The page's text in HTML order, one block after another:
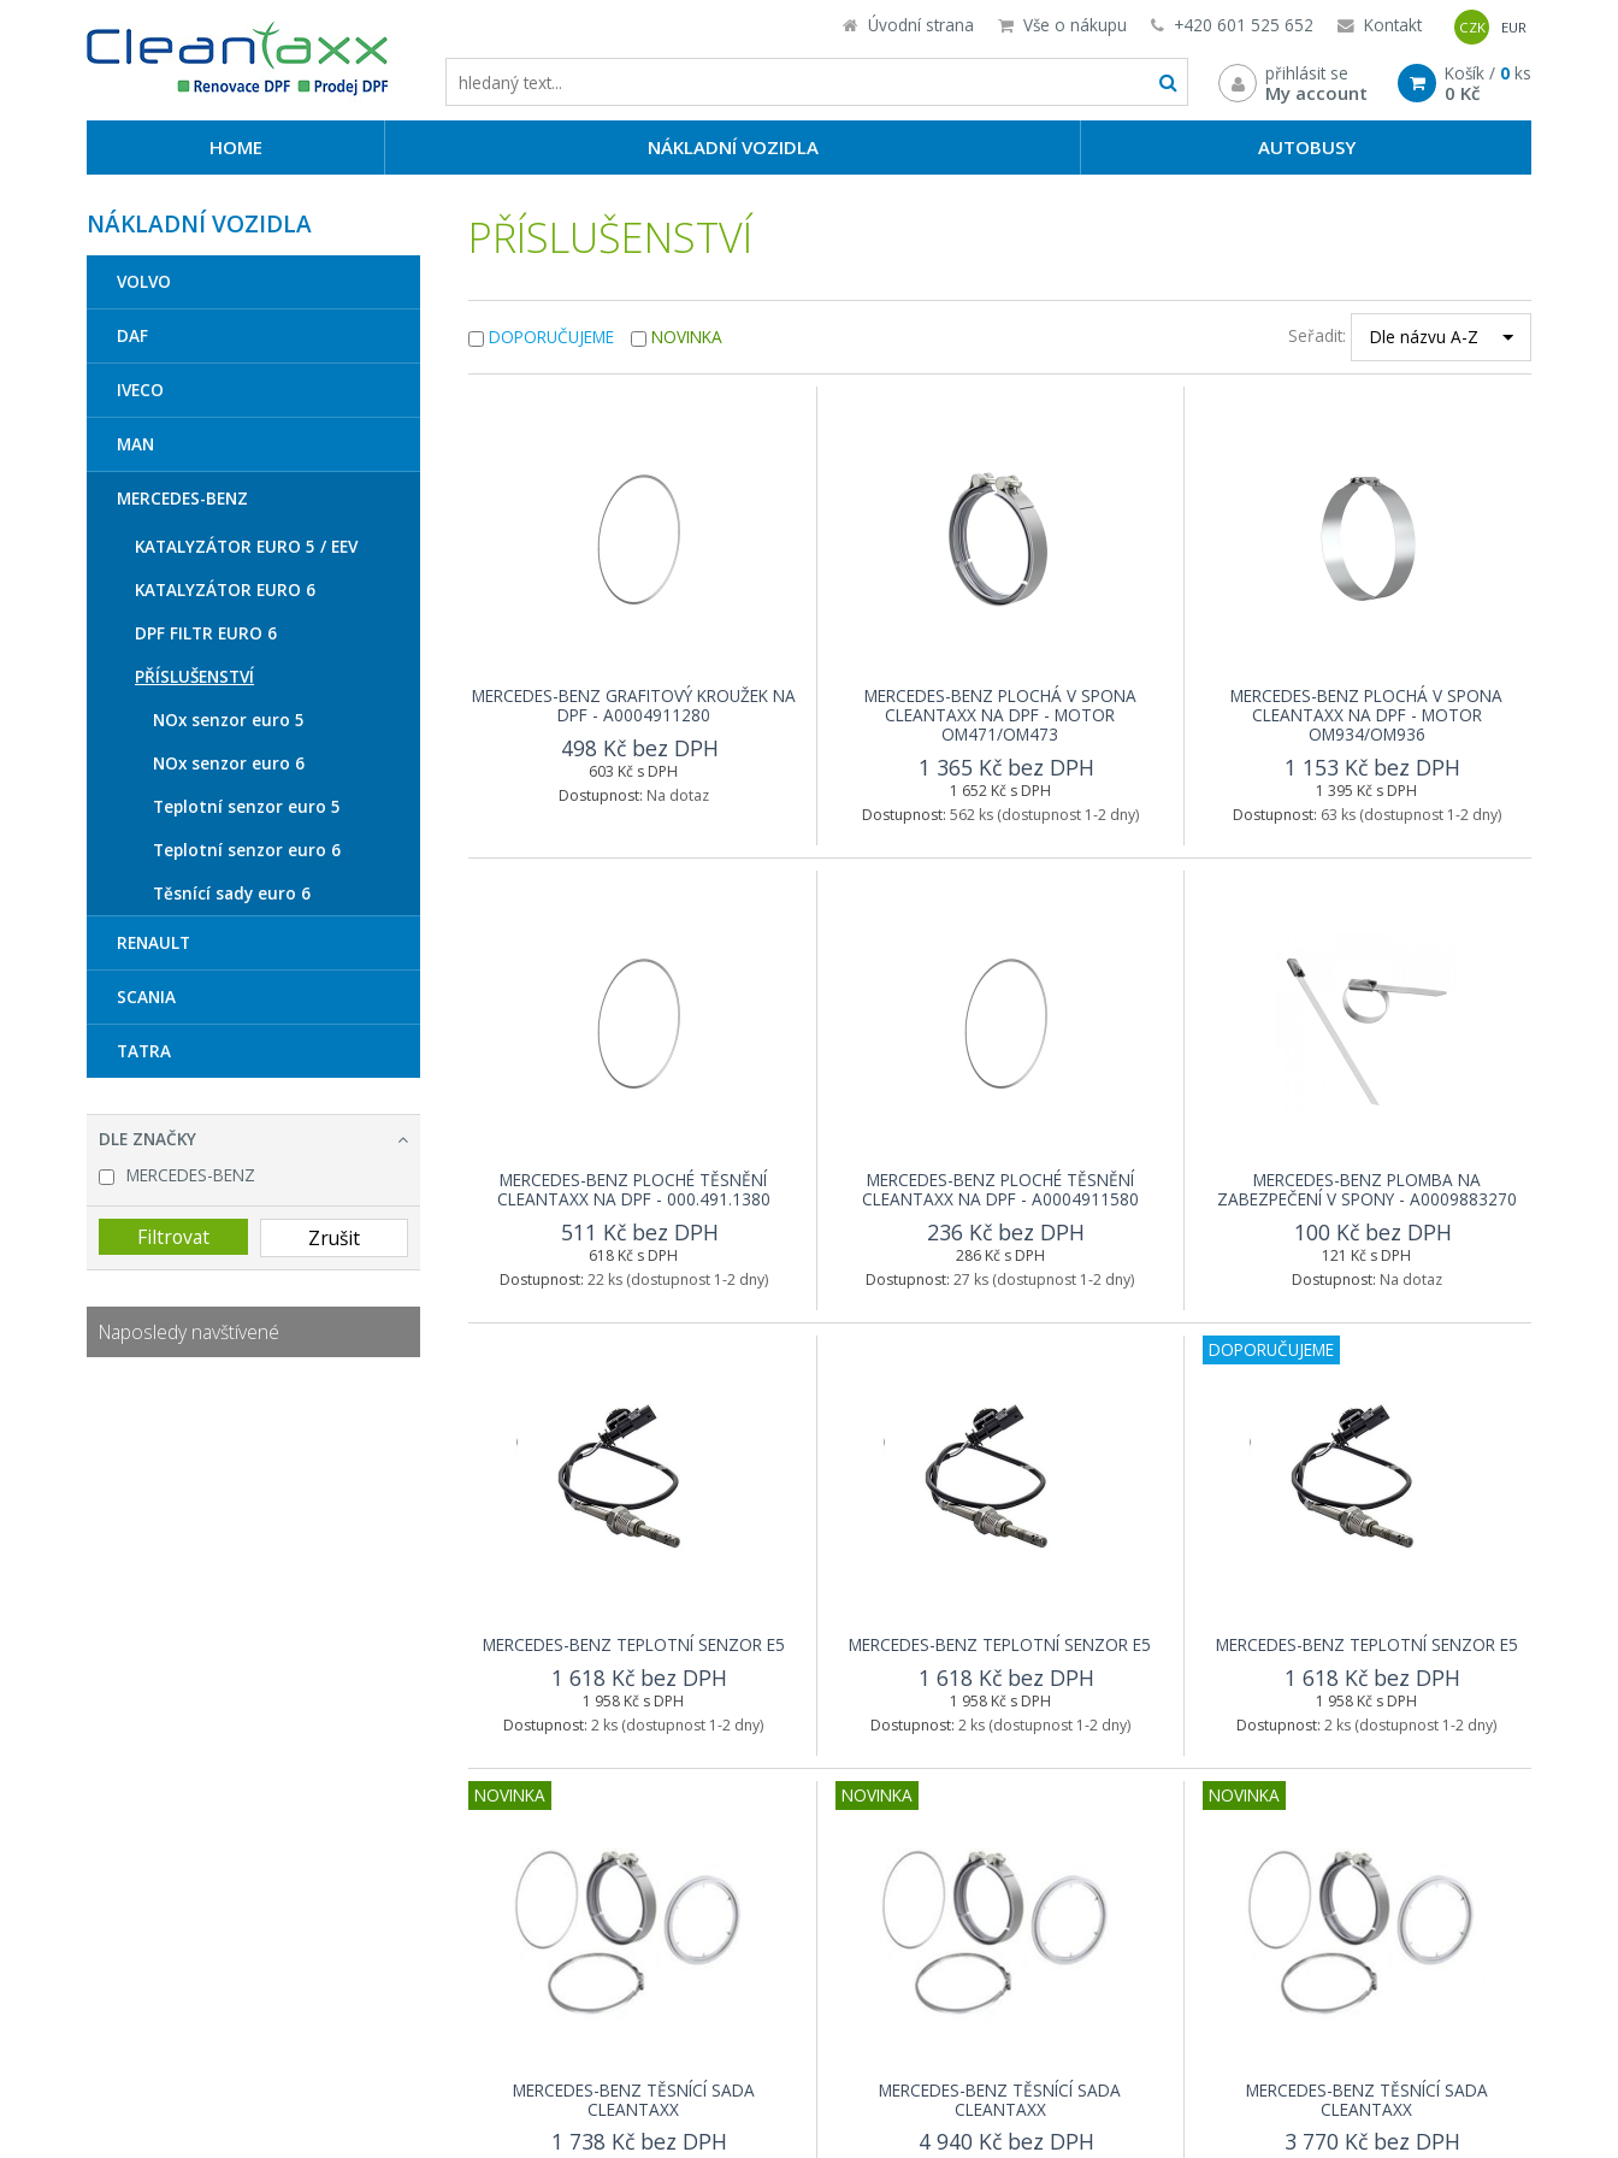
CZK EUR
Úvodní strana Vše o nákupu +420 601 525 652 Kontakt
přihlásit se
My account
Košík / 0 ks
0 Kč
HOME NÁKLADNÍ VOZIDLA AUTOBUSY
PŘÍSLUŠENSTVÍ
DOPORUČUJEME NOVINKA Seřadit: Dle názvu A-Z
MERCEDES-BENZ GRAFITOVÝ KROUŽEK NA
DPF - A0004911280
498 Kč bez DPH
603 Kč s DPH
Dostupnost: Na dotaz
MERCEDES-BENZ PLOCHÁ V SPONA
CLEANTAXX NA DPF - MOTOR
OM471/OM473
1 365 Kč bez DPH
1 652 Kč s DPH
Dostupnost: 562 ks(dostupnost 1-2 dny)
MERCEDES-BENZ PLOCHÁ V SPONA
CLEANTAXX NA DPF - MOTOR
OM934/OM936
1 153 Kč bez DPH
1 395 Kč s DPH
Dostupnost: 63 ks(dostupnost 1-2 dny)
MERCEDES-BENZ PLOCHÉ TĚSNĚNÍ
CLEANTAXX NA DPF - 000.491.1380
511 Kč bez DPH
618 Kč s DPH
Dostupnost: 22 ks(dostupnost 1-2 dny)
MERCEDES-BENZ PLOCHÉ TĚSNĚNÍ
CLEANTAXX NA DPF - A0004911580
236 Kč bez DPH
286 Kč s DPH
Dostupnost:27 ks (dostupnost 1-2 dny)
MERCEDES-BENZ PLOMBA NA
ZABEZPEČENÍ V SPONY - A0009883270
100 Kč bez DPH
121 Kč s DPH
Dostupnost: Na dotaz
MERCEDES-BENZ TEPLOTNÍ SENZOR E5
1 618 Kč bez DPH
1 958 Kč s DPH
Dostupnost:2 ks (dostupnost 1-2 dny)
MERCEDES-BENZ TEPLOTNÍ SENZOR E5
1 618 Kč bez DPH
1 958 Kč s DPH
Dostupnost: 2 ks(dostupnost 1-2 dny)
DOPORUČUJEME
MERCEDES-BENZ TEPLOTNÍ SENZOR E5
1 618 Kč bez DPH
1 958 Kč s DPH
Dostupnost:2 ks (dostupnost 1-2 dny)
NOVINKA
MERCEDES-BENZ TĚSNÍCÍ SADA
CLEANTAXX
1 738 Kč bez DPH
NOVINKA
MERCEDES-BENZ TĚSNÍCÍ SADA
CLEANTAXX
4 940 Kč bez DPH
NOVINKA
MERCEDES-BENZ TĚSNÍCÍ SADA
CLEANTAXX
3 770 Kč bez DPH
NÁKLADNÍ VOZIDLA
VOLVO
DAF
IVECO
MAN
MERCEDES-BENZ
KATALYZÁTOR EURO 5 / EEV
KATALYZÁTOR EURO 6
DPF FILTR EURO 6
PŘÍSLUŠENSTVÍ
NOx senzor euro 5
NOx senzor euro 6
Teplotní senzor euro 5
Teplotní senzor euro 6
Těsnící sady euro 6
RENAULT
SCANIA
TATRA
DLE ZNAČKY
MERCEDES-BENZ
Naposledy navštívené